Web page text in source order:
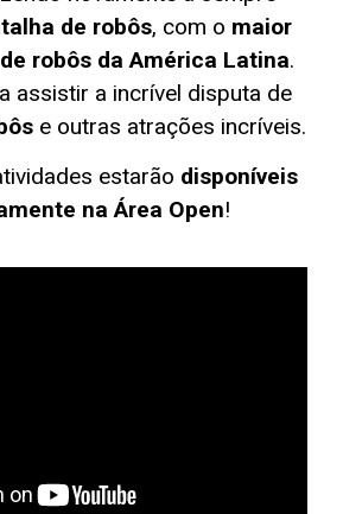
de robôs, com o maior
robôs da América Latina.
assistir a incrível disputa de
e outras atrações incríveis.
estarão disponíveis
na Área Open!